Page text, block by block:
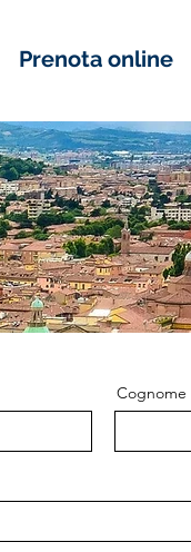
Prenota online
Cognome